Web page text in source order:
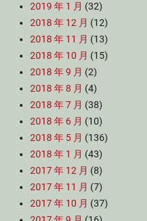
2019 年 1 月 (32)
2018 年 12 月 (12)
2018 年 11 月 (13)
2018 年 10 月 (15)
2018 年 9 月 (2)
2018 年 8 月 (4)
2018 年 7 月 (38)
2018 年 6 月 (10)
2018 年 5 月 (136)
2018 年 1 月 (43)
2017 年 12 月 (8)
2017 年 11 月 (7)
2017 年 10 月 (37)